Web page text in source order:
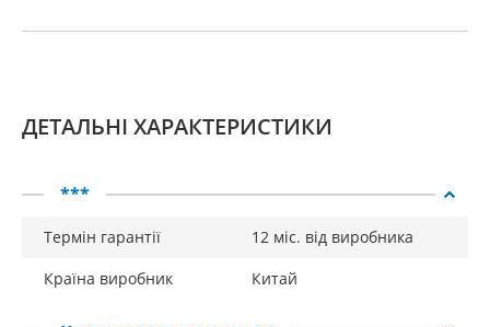
ДЕТАЛЬНІ ХАРАКТЕРИСТИКИ
***
Термін гарантії
12 міс. від виробника
Країна виробник
Китай